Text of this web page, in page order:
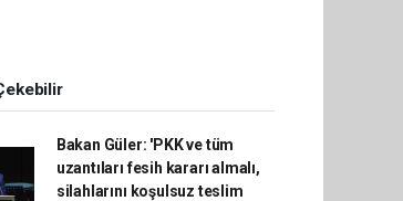
Bakan Güler: 'PKK ve tüm
uzantıları fesih kararı almalı,
silahlarını koşulsuz teslim